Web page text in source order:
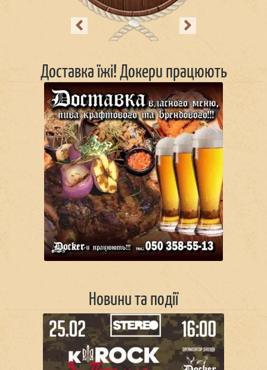
Previous Next
Доставка їжі! Докери працюють
Новини та події